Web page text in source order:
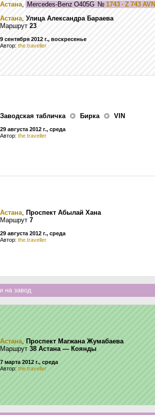
Астана, Mercedes-Benz O405G № 1743 · Z 743 AVN
Астана, Улица Александра Бараева
Маршрут 23
9 сентября 2012 г., воскресенье
Автор: the.traveller
Заводская табличка Бирка VIN
29 августа 2012 г., среда
Автор: the.traveller
Астана, Проспект Абылай Хана
Маршрут 7
29 августа 2012 г., среда
Автор: the.traveller
на завод
Астана, Проспект Магжана Жумабаева
Маршрут 38 Астана — Коянды
7 марта 2012 г., среда
Автор: the.traveller